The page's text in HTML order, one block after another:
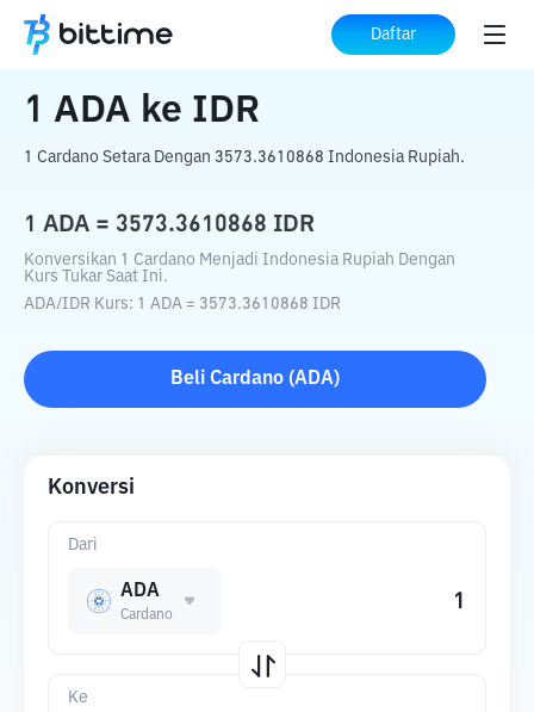
Daftar
Beranda Konverter Kripto ke IDR
1 ADA ke IDR
1 Cardano Setara Dengan 3573.3610868 Indonesia Rupiah.
1 ADA = 3573.3610868 IDR
Konversikan 1 Cardano Menjadi Indonesia Rupiah Dengan
Kurs Tukar Saat Ini.
ADA/IDR Kurs: 1 ADA = 3573.3610868 IDR
Beli Cardano (ADA)
Konversi
Dari
ADA
Cardano
Ke